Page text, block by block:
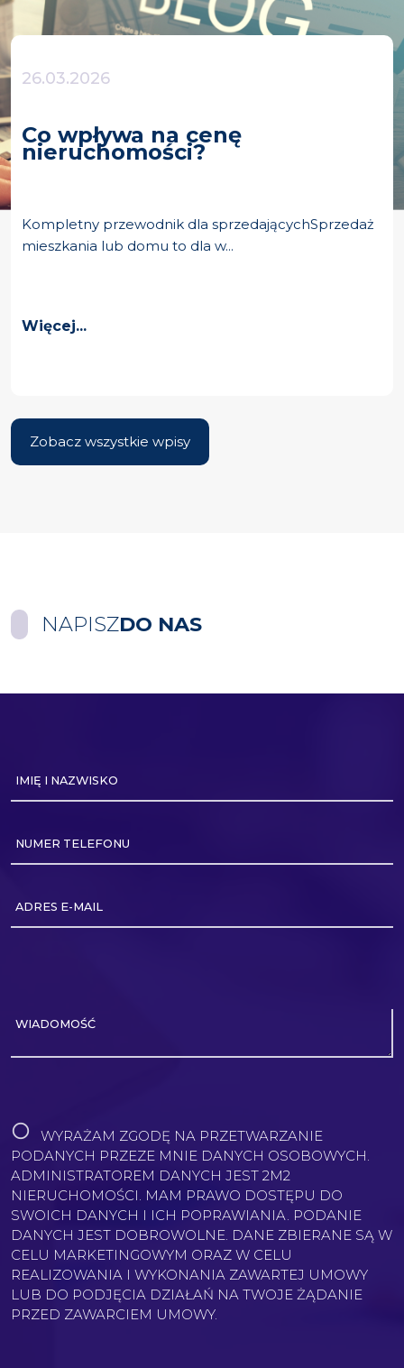
26.03.2026
Co wpływa na cenę
nieruchomości?
Kompletny przewodnik dla sprzedającychSprzedaż
mieszkania lub domu to dla w...
Więcej...
Zobacz wszystkie wpisy
NAPISZDO NAS
IMIĘ I NAZWISKO
NUMER TELEFONU
ADRES E-MAIL
WIADOMOŚĆ
WYRAŻAM ZGODĘ NA PRZETWARZANIE
PODANYCH PRZEZE MNIE DANYCH OSOBOWYCH.
ADMINISTRATOREM DANYCH JEST 2M2
NIERUCHOMOŚCI. MAM PRAWO DOSTĘPU DO
SWOICH DANYCH I ICH POPRAWIANIA. PODANIE
DANYCH JEST DOBROWOLNE. DANE ZBIERANE SĄ W
CELU MARKETINGOWYM ORAZ W CELU
REALIZOWANIA I WYKONANIA ZAWARTEJ UMOWY
LUB DO PODJĘCIA DZIAŁAŃ NA TWOJE ŻĄDANIE
PRZED ZAWARCIEM UMOWY.